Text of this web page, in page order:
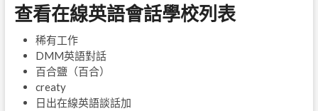
查看在線英語會話學校列表
稀有工作
DMM英語對話
百合鹽（百合）
creaty
日出在線英語談話加